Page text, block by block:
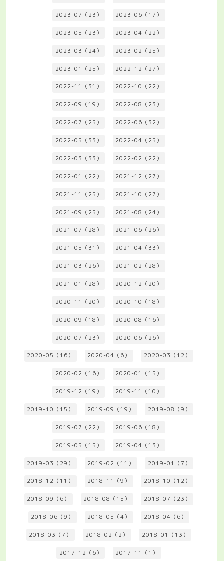
2023-07（23） 2023-06（17）
2023-05（23） 2023-04（22）
2023-03（24） 2023-02（25）
2023-01（25） 2022-12（27）
2022-11（31） 2022-10（22）
2022-09（19） 2022-08（23）
2022-07（25） 2022-06（32）
2022-05（33） 2022-04（25）
2022-03（33） 2022-02（22）
2022-01（22） 2021-12（27）
2021-11（25） 2021-10（27）
2021-09（25） 2021-08（24）
2021-07（28） 2021-06（26）
2021-05（31） 2021-04（33）
2021-03（26） 2021-02（28）
2021-01（28） 2020-12（20）
2020-11（20） 2020-10（18）
2020-09（18） 2020-08（16）
2020-07（23） 2020-06（26）
2020-05（16） 2020-04（6） 2020-03（12）
2020-02（16） 2020-01（15）
2019-12（19） 2019-11（10）
2019-10（15） 2019-09（19） 2019-08（9）
2019-07（22） 2019-06（18）
2019-05（15） 2019-04（13）
2019-03（29） 2019-02（11） 2019-01（7）
2018-12（11） 2018-11（9） 2018-10（12）
2018-09（6） 2018-08（15） 2018-07（23）
2018-06（9） 2018-05（4） 2018-04（6）
2018-03（7） 2018-02（2） 2018-01（13）
2017-12（6） 2017-11（1）